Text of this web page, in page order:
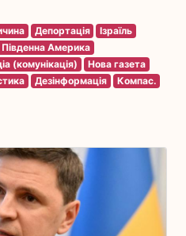
Депортація
Ізраїль
Південна Америка
(комунікація)
Нова газета
Дезінформація
Компас.